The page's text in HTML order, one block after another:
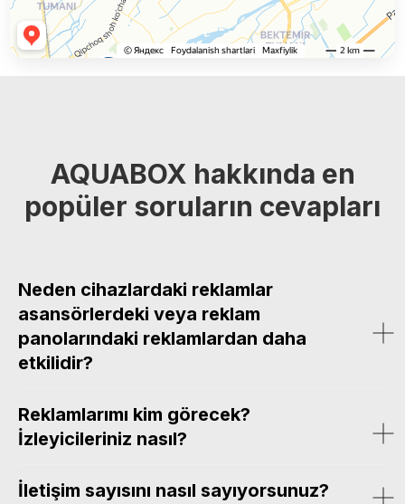
AQUABOX hakkında en
popüler soruların cevapları
Neden cihazlardaki reklamlar
asansörlerdeki veya reklam
panolarındaki reklamlardan daha
etkilidir?
Reklamlarımı kim görecek?
İzleyicileriniz nasıl?
İletişim sayısını nasıl sayıyorsunuz?